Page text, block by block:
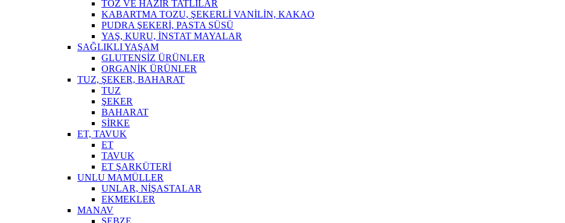
TOZ VE HAZIR TATLILAR
KABARTMA TOZU, ŞEKERLİ VANİLİN, KAKAO
PUDRA ŞEKERİ, PASTA SÜSÜ
YAŞ, KURU, İNSTAT MAYALAR
SAĞLIKLI YAŞAM
GLUTENSİZ ÜRÜNLER
ORGANİK ÜRÜNLER
TUZ, ŞEKER, BAHARAT
TUZ
ŞEKER
BAHARAT
SİRKE
ET, TAVUK
ET
TAVUK
ET ŞARKÜTERİ
UNLU MAMÜLLER
UNLAR, NİŞASTALAR
EKMEKLER
MANAV
SEBZE